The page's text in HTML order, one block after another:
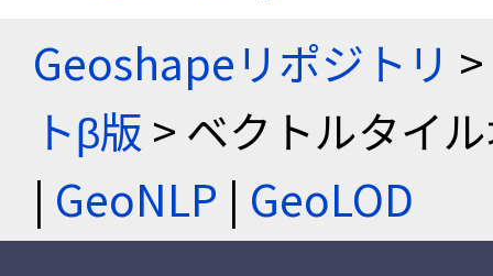
Geoshapeリポジトリ >
トβ版 > ベクトルタイ
| GeoNLP | GeoLOD